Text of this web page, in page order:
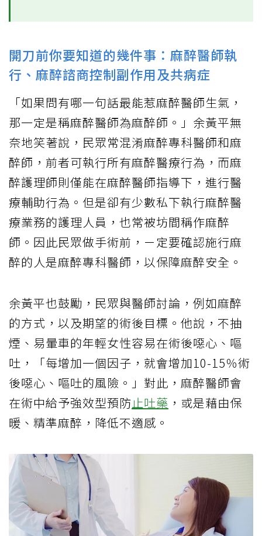
開刀前你要知道的幾件事：麻醉醫師執
行、麻醉諮商控制副作用及共病症
「如果問有哪一句話最能惹麻醉醫師生氣，
那一定是稱麻醉醫師為麻醉師。」余黃平無
奈地笑著說，民眾常混淆麻醉專科醫師和麻
醉師，前者可執行所有麻醉醫療行為，而麻
醉護理師則僅能在麻醉醫師指導下，進行醫
療輔助行為。但是卻有少數私下執行麻醉醫
療業務的護理人員，也常被坊間稱作麻醉
師。因此民眾做手術前，ㄧ定要確認施行麻
醉的人是麻醉專科醫師，以保障麻醉安全。
余黃平也鼓勵，民眾與醫師討論，例如麻醉
的方式，以及期望的術後目標。他說，不抽
煙、易暈車的年輕女性容易在術後噁心、嘔
吐，「每增加一個因子，就會增加10-15％術
後噁心、嘔吐的風險。」對此，麻醉醫師會
在術中給予強效型預防止吐藥 ，或是藉由保
暖、精準麻醉，降低不適感。